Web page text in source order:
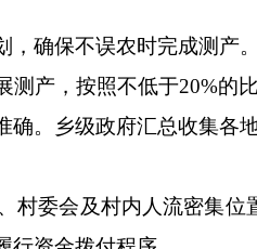
保不误农时完成测产
产，按照不低于20%的
。乡级政府汇总收集各
委会及村内人流密集位